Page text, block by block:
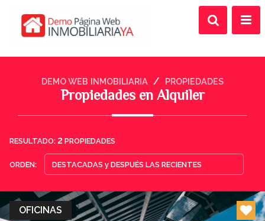
DEMO WEB INMOBILIARIA / PROPIEDADES
Propiedades en Alquiler
RESULTADO: 2 PROPIEDADES
ORDEN:
OFICINAS